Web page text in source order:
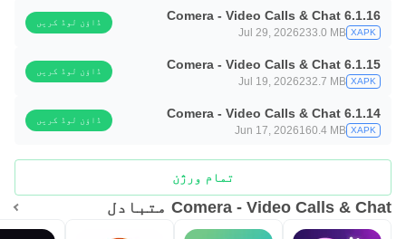
Comera - Video Calls & Chat 6.1.16
XAPK
233.0 MB
Jul 29, 2026
ڈاؤن لوڈ کریں
Comera - Video Calls & Chat 6.1.15
XAPK
232.7 MB
Jul 19, 2026
ڈاؤن لوڈ کریں
Comera - Video Calls & Chat 6.1.14
XAPK
160.4 MB
Jun 17, 2026
ڈاؤن لوڈ کریں
تمام ورژن
Comera - Video Calls & Chat متبادل